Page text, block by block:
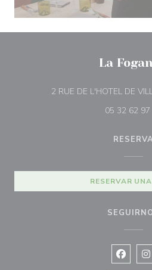
La
2 RUE DE L'HOTEL DE
05 32 62
RESERVAR